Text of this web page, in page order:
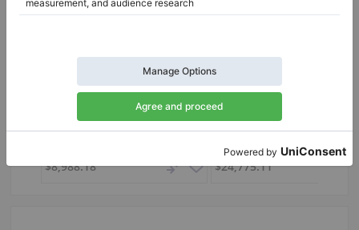
Używany, August Forster, 190
190 cm1982
$8,988.18
Kauf
T 161,161 cm2021
$24,775.11